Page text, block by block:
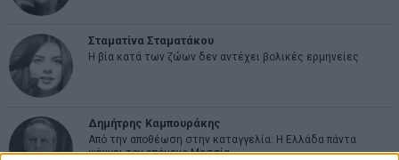
Σταματίνα Σταματάκου
Η βία κατά των ζώων δεν αντέχει βολικές ερμηνείες
Δημήτρης Καμπουράκης
Από την αποθέωση στην καταγγελία: Η Ελλάδα πάντα
ψάχνει τον επόμενο Μεσσία